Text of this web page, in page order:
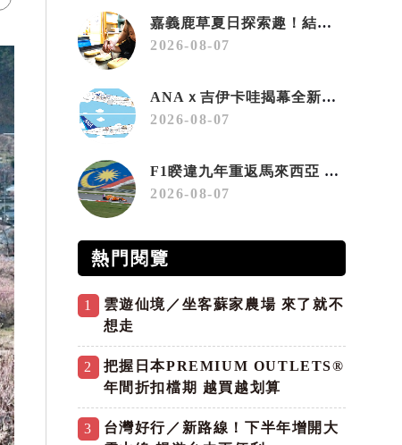
嘉義鹿草夏日探索趣！結合科學、農場與自然的親子小旅行
2026-08-07
ANAｘ吉伊卡哇揭幕全新彩繪機「Chiikawa JET」
2026-08-07
F1睽違九年重返馬來西亞 三大國際賽事打造10月運動旅遊熱潮 賽車、自行車、路跑同週登場
2026-08-07
熱門閱覽
1
雲遊仙境／坐客蘇家農場 來了就不
想走
2
把握日本PREMIUM OUTLETS®
年間折扣檔期 越買越划算
3
台灣好行／新路線！下半年增開大